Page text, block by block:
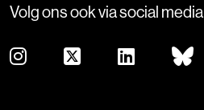
Volg ons ook via social media